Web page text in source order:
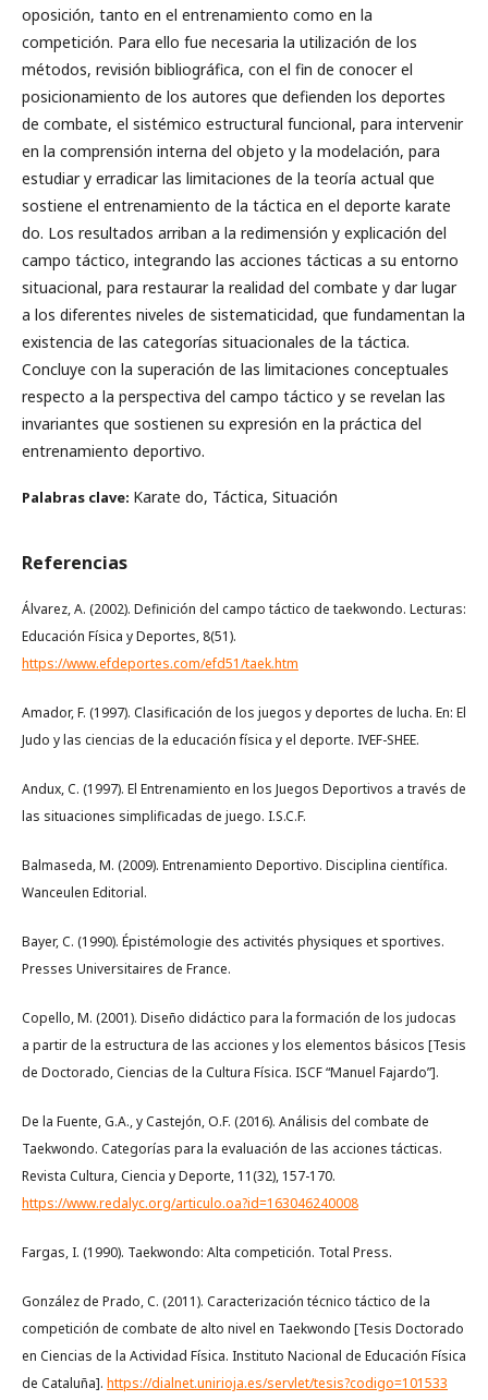
oposición, tanto en el entrenamiento como en la
competición. Para ello fue necesaria la utilización de los
métodos, revisión bibliográfica, con el fin de conocer el
posicionamiento de los autores que defienden los deportes
de combate, el sistémico estructural funcional, para intervenir
en la comprensión interna del objeto y la modelación, para
estudiar y erradicar las limitaciones de la teoría actual que
sostiene el entrenamiento de la táctica en el deporte karate
do. Los resultados arriban a la redimensión y explicación del
campo táctico, integrando las acciones tácticas a su entorno
situacional, para restaurar la realidad del combate y dar lugar
a los diferentes niveles de sistematicidad, que fundamentan la
existencia de las categorías situacionales de la táctica.
Concluye con la superación de las limitaciones conceptuales
respecto a la perspectiva del campo táctico y se revelan las
invariantes que sostienen su expresión en la práctica del
entrenamiento deportivo.
Palabras clave: Karate do, Táctica, Situación
Referencias
Álvarez, A. (2002). Definición del campo táctico de taekwondo. Lecturas:
Educación Física y Deportes, 8(51).
https://www.efdeportes.com/efd51/taek.htm
Amador, F. (1997). Clasificación de los juegos y deportes de lucha. En: El
Judo y las ciencias de la educación física y el deporte. IVEF-SHEE.
Andux, C. (1997). El Entrenamiento en los Juegos Deportivos a través de
las situaciones simplificadas de juego. I.S.C.F.
Balmaseda, M. (2009). Entrenamiento Deportivo. Disciplina científica.
Wanceulen Editorial.
Bayer, C. (1990). Épistémologie des activités physiques et sportives.
Presses Universitaires de France.
Copello, M. (2001). Diseño didáctico para la formación de los judocas
a partir de la estructura de las acciones y los elementos básicos [Tesis
de Doctorado, Ciencias de la Cultura Física. ISCF “Manuel Fajardo”].
De la Fuente, G.A., y Castejón, O.F. (2016). Análisis del combate de
Taekwondo. Categorías para la evaluación de las acciones tácticas.
Revista Cultura, Ciencia y Deporte, 11(32), 157-170.
https://www.redalyc.org/articulo.oa?id=163046240008
Fargas, I. (1990). Taekwondo: Alta competición. Total Press.
González de Prado, C. (2011). Caracterización técnico táctico de la
competición de combate de alto nivel en Taekwondo [Tesis Doctorado
en Ciencias de la Actividad Física. Instituto Nacional de Educación Física
de Cataluña]. https://dialnet.unirioja.es/servlet/tesis?codigo=101533